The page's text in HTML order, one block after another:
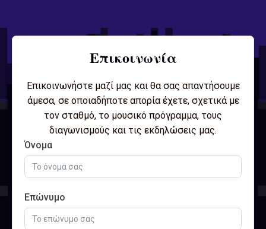
Επικοινωνία
Επικοινωνήστε μαζί μας και θα σας απαντήσουμε
άμεσα, σε οποιαδήποτε απορία έχετε, σχετικά με
τον σταθμό, το μουσικό πρόγραμμα, τους
διαγωνισμούς και τις εκδηλώσεις μας.
Όνομα
Επώνυμο